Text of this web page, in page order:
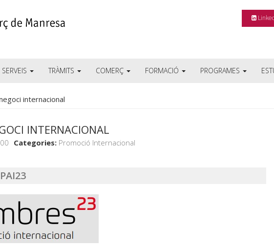
SERVEIS TRÀMITS COMERÇ FORMACIÓ PROGRAMES
internacional
INTERNACIONAL
Categories: Promoció Internacional